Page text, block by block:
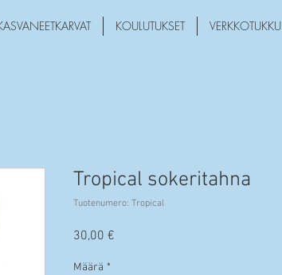
KOULUTUKSET VERKKOTUKKU
Tropical sokeritahna
Tuotenumero: Tropical
30,00 €
Määrä *